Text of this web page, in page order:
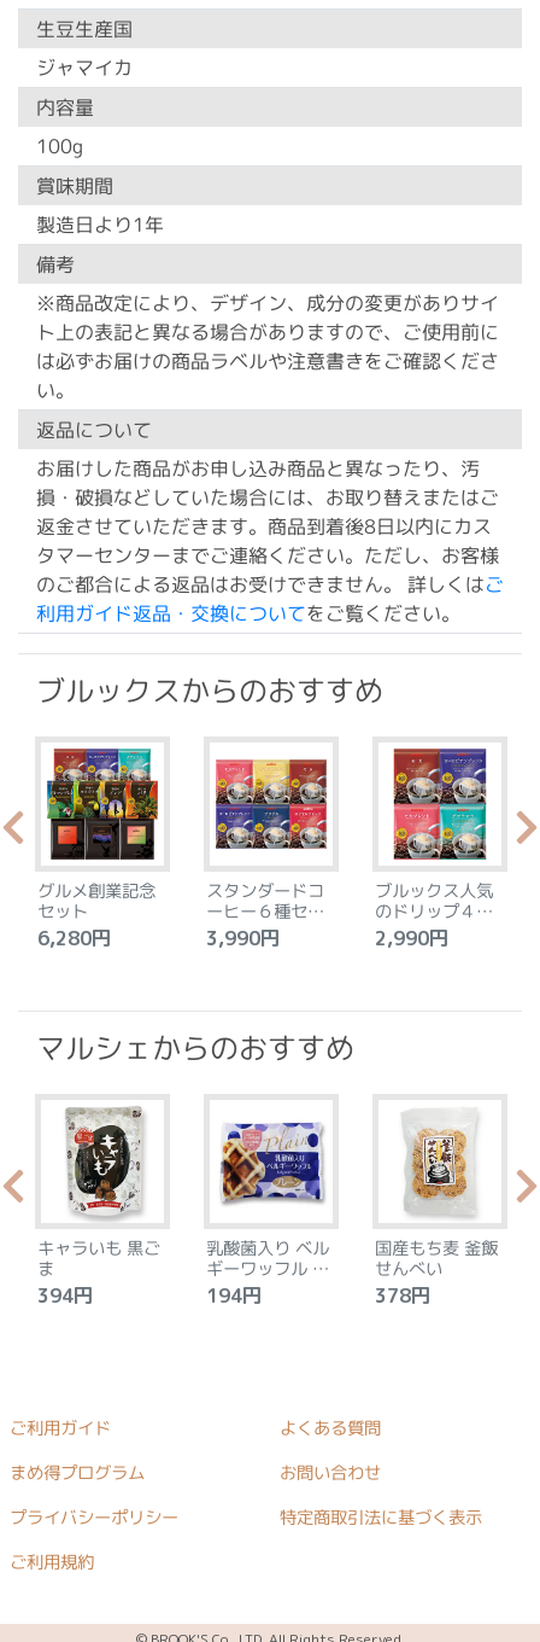
生豆生産国
ジャマイカ
内容量
100g
賞味期間
製造日より1年
備考
※商品改定により、デザイン、成分の変更がありサイ
ト上の表記と異なる場合がありますので、ご使用前に
は必ずお届けの商品ラベルや注意書きをご確認くださ
い。
返品について
お届けした商品がお申し込み商品と異なったり、汚
損・破損などしていた場合には、お取り替えまたはご
返金させていただきます。商品到着後8日以内にカス
タマーセンターまでご連絡ください。ただし、お客様
のご都合による返品はお受けできません。 詳しくはご
利用ガイド返品・交換についてをご覧ください。
ブルックスからのおすすめ
グルメ創業記念
セット
6,280円
スタンダードコ
ーヒー６種セッ
ト
3,990円
ブルックス人気
のドリップ４種
セット
2,990円
マルシェからのおすすめ
キャラいも 黒ご
ま
394円
乳酸菌入り ベル
ギーワッフル プ
レーン
194円
国産もち麦 釜飯
せんべい
378円
ご利用ガイド よくある質問
まめ得プログラム お問い合わせ
プライバシーポリシー 特定商取引法に基づく表示
ご利用規約